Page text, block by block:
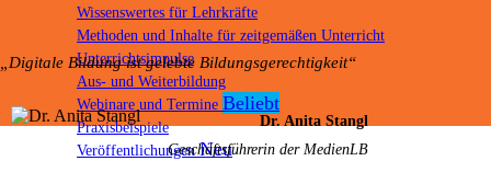
Wissenswertes für Lehrkräfte
Methoden und Inhalte für zeitgemäßen Unterricht
Unterrichtsimpulse
Aus- und Weiterbildung
Webinare und Termine
Praxisbeispiele
Veröffentlichungen
„Digitale Bildung ist gelebte Bildungsgerechtigkeit“
Dr. Anita Stangl
Geschäftsführerin der MedienLB